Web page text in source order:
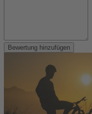
Bewertung hinzufügen